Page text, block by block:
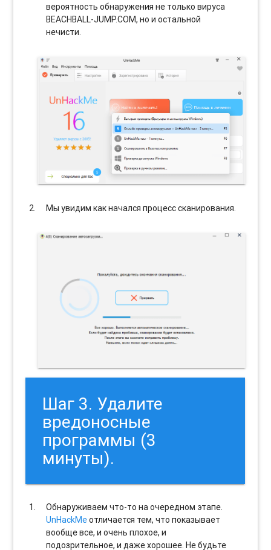
вероятность обнаружения не только вируса
BEACHBALL-JUMP.COM, но и остальной
нечисти.
Мы увидим как начался процесс сканирования.
Шаг 3. Удалите
вредоносные
программы (3
минуты).
Обнаруживаем что-то на очередном этапе.
UnHackMeотличается тем, что показывает
вообще все, и очень плохое, и
подозрительное, и даже хорошее. Не будьте